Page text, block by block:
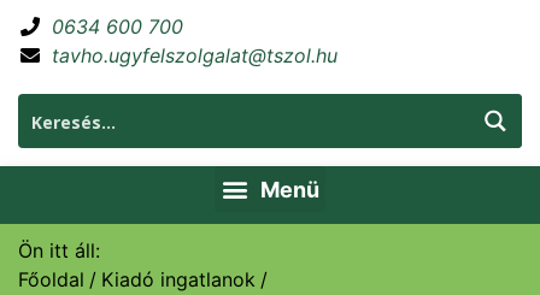
0634 600 700
tavho.ugyfelszolgalat@tszol.hu
Ön itt áll:
Főoldal
Kiadó ingatlanok